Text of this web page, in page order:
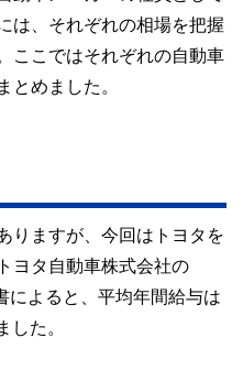
は、それぞれの相場を把握
ここではそれぞれの自動車
とめました。
りますが、今回はトヨタを
ヨタ自動車株式会社の
によると、平均年間給与は
した。